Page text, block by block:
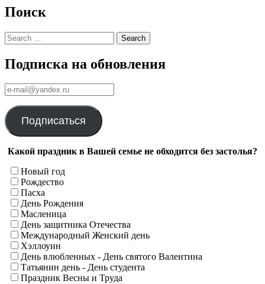
Поиск
Search
Подписка на обновления
е-
mail@yandex.ru
Подписаться
Какой праздник в Вашей семье не обходится без застолья?
Новый год
Рождество
Пасха
День Рождения
Масленица
День защитника Отечества
Международный Женский день
Хэллоуин
День влюбленных - День святого Валентина
Татьянин день - День студента
Праздник Весны и Труда